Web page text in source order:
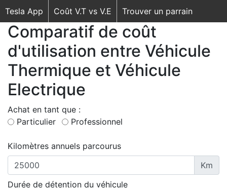
Tesla App Coût V.T vs V.E Trouver un parrain
Comparatif de coût
d'utilisation entre Véhicule
Thermique et Véhicule
Electrique
Achat en tant que :
Particulier
Professionnel
Kilomètres annuels parcourus
Km
Durée de détention du véhicule